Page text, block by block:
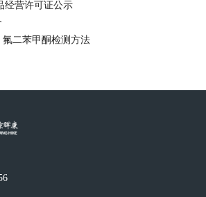
经营许可证公示
二苯甲酮检测方法